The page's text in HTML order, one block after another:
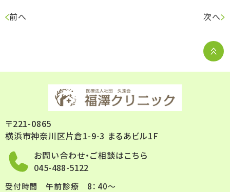
前へ 次へ
〒221-0865
横浜市神奈川区片倉1-9-3 まるあビル1F
お問い合わせ・ご相談はこちら
045-488-5122
受付時間
午前診療 8：40～